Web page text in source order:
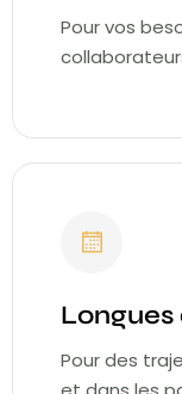
Pour vos
Pour des